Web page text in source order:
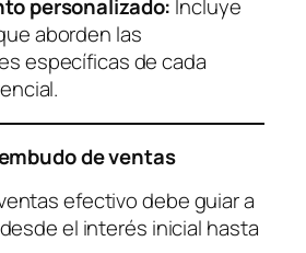
personalizado: Incluye
aborden las
específicas de cada
de ventas
efectivo debe guiar a
el interés inicial hasta